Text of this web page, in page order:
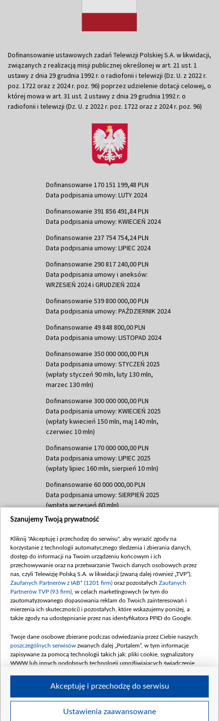
Dofinansowanie ustawowych zadań Telewizji Polskiej S.A. w likwidacji,
związanych z realizacją misji publicznej określonej w art. 21 ust. 1
ustawy z dnia 29 grudnia 1992 r. o radiofonii i telewizji (Dz. U. z 2022 r.
poz. 1722 oraz z 2024 r. poz. 96) poprzez udzielenie dotacji celowej, o
której mowa w art. 31 ust. 2 ustawy z dnia 29 grudnia 1992 r. o
radiofonii i telewizji (Dz. U. z 2022 r. poz. 1722 oraz z 2024 r. poz. 96)
Dofinansowanie 170 151 199,48 PLN
Data podpisania umowy: LUTY 2024
Dofinansowanie 391 856 491,84 PLN
Data podpisania umowy: KWIECIEŃ 2024
Dofinansowanie 237 754 754,24 PLN
Data podpisania umowy: LIPIEC 2024
Dofinansowanie 290 817 240,00 PLN
Data podpisania umowy i aneksów:
WRZESIEŃ 2024 i GRUDZIEŃ 2024
Dofinansowanie 539 800 000,00 PLN
Data podpisania umowy: PAŹDZIERNIK 2024
Dofinansowanie 49 848 800,00 PLN
Data podpisania umowy: LISTOPAD 2024
Dofinansowanie 350 000 000,00 PLN
Data podpisania umowy: STYCZEŃ 2025
(wpłaty styczeń 90 mln, luty 130 mln,
marzec 130 mln)
Dofinansowanie 300 000 000,00 PLN
Data podpisania umowy: KWIECIEŃ 2025
(wpłaty kwiecień 150 mln, maj 140 mln,
czerwiec 10 mln)
Dofinansowanie 170 000 000,00 PLN
Data podpisania umowy: LIPIEC 2025
(wpłaty lipiec 160 mln, sierpień 10 mln)
Dofinansowanie 60 000 000,00 PLN
Data podpisania umowy: SIERPIEŃ 2025
(wpłata wrzesień 60 mln)
Dofinansowanie 635 783 051,21 PLN
(wpłata wrzesień 100 mln, październik 350
mln, listopad 265 mln)
Dofinansowanie 48 862 000,00 PLN
Data podpisania umowy: GRUDZIEŃ 2025
(wpłata grudzień 60,548 mln)
Dofinansowanie 900 000 000,00 PLN
Data podpisania umowy: LUTY 2026 (wpłata
kwiecień 180 mln, 7 maja 180 mln, 8
czerwca 90 mln)
Dofinansowanie 250 000 000,00 PLN
4 sierpnia 250 mln
Szanujemy Twoją prywatność
Kliknij "Akceptuję i przechodzę do serwisu", aby wyrazić zgody na
korzystanie z technologii automatycznego śledzenia i zbierania danych,
dostęp do informacji na Twoim urządzeniu końcowym i ich
przechowywanie oraz na przetwarzanie Twoich danych osobowych przez
nas, czyli Telewizję Polską S.A. w likwidacji (zwaną dalej również „TVP”),
Zaufanych Partnerów z IAB* (1201 firm) oraz pozostałych Zaufanych
Partnerów TVP (93 firm) , w celach marketingowych (w tym do
zautomatyzowanego dopasowania reklam do Twoich zainteresowań i
mierzenia ich skuteczności) i pozostałych, które wskazujemy poniżej, a
także zgody na udostępnianie przez nas identyfikatora PPID do Google.
Twoje dane osobowe zbierane podczas odwiedzania przez Ciebie naszych
poszczególnych serwisów zwanych dalej „Portalem”, w tym informacje
zapisywane za pomocą technologii takich jak: pliki cookie, sygnalizatory
WWW lub innych podobnych technologii umożliwiających świadczenie
Twoje dane osobowe zbierane podczas odwiedzania przez Ciebie
Ustawienia zaawansowane
Akceptuję i przechodzę do serwisu